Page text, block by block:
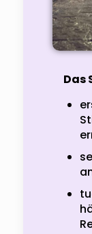
Das